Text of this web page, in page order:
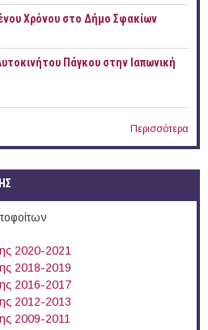
Χρόνου στο Δήμο Σφακίων
Πάγκου στην Ιαπωνική
Περισσότερα
2020-2021
2018-2019
2016-2017
2012-2013
2009-2011